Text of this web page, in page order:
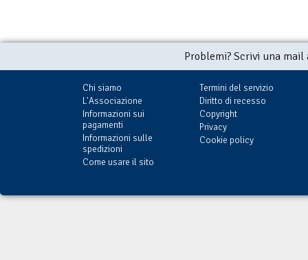
Problemi? Scrivi una
Chi siamo
L'Associazione
Informazioni sui
pagamenti
Informazioni sulle
spedizioni
Come usare il sito
Termini del servizio
Diritto di recesso
Copyright
Privacy
Cookie policy